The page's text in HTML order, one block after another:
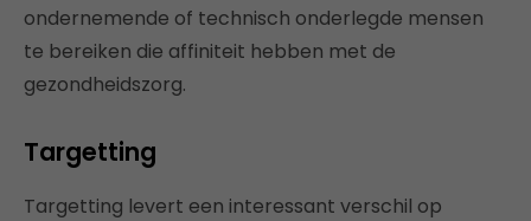
ondernemende of technisch onderlegde mensen
te bereiken die affiniteit hebben met de
gezondheidszorg.
Targetting
Targetting levert een interessant verschil op